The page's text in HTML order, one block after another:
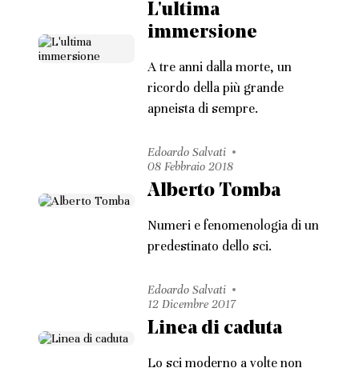
L'ultima
immersione
A tre anni dalla morte, un
ricordo della più grande
apneista di sempre.
Edoardo Salvati
08 Febbraio 2018
Alberto Tomba
Numeri e fenomenologia di un
predestinato dello sci.
Edoardo Salvati
12 Dicembre 2017
Linea di caduta
Lo sci moderno a volte non